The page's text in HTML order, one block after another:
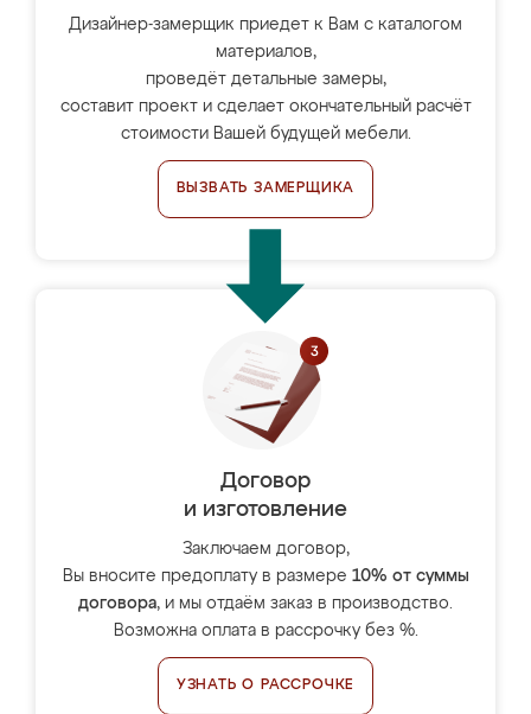
Дизайнер-замерщик приедет к Вам с каталогом
материалов,
проведёт детальные замеры,
составит проект и сделает окончательный расчёт
стоимости Вашей будущей мебели.
ВЫЗВАТЬ ЗАМЕРЩИКА
Договор
и изготовление
Заключаем договор,
Вы вносите предоплату в размере 10% от суммы
договора, и мы отдаём заказ в производство.
Возможна оплата в рассрочку без %.
УЗНАТЬ О РАССРОЧКЕ